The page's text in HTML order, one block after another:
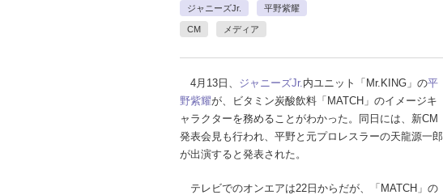
ジャニーズJr. 平野紫耀
CM メディア
4月13日、 ジャニーズJr.内ユニット「Mr.KING」の平
野紫耀が、ビタミン炭酸飲料「MATCH」のイメージキ
ャラクターを務めることがわかった。同日には、新CM
発表会見も行われ、平野と元プロレスラーの天龍源一郎
が出演すると発表された。
テレビでのオンエアは22日からだが、「MATCH」の